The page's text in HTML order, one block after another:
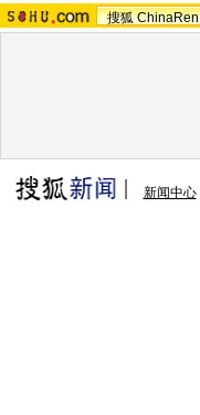
搜狐 ChinaRen
新闻中心